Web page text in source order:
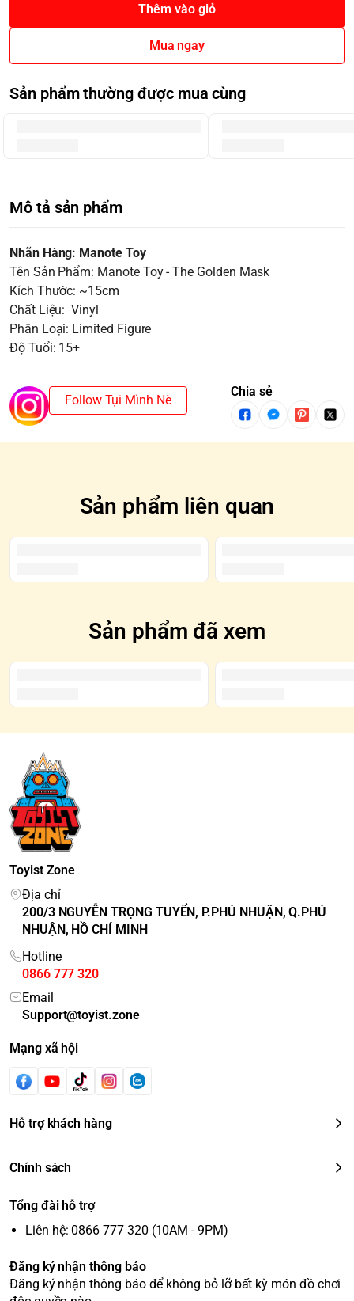
Thêm vào giỏ
Mua ngay
Sản phẩm thường được mua cùng
Mô tả sản phẩm
Nhãn Hàng: Manote Toy
Tên Sản Phẩm: Manote Toy - The Golden Mask
Kích Thước: ~15cm
Chất Liệu: Vinyl
Phân Loại: Limited Figure
Độ Tuổi: 15+
Follow Tụi Mình Nè
Chia sẻ
Sản phẩm liên quan
Sản phẩm đã xem
Toyist Zone
Địa chỉ
200/3 NGUYỄN TRỌNG TUYỂN, P.PHÚ NHUẬN, Q.PHÚ
NHUẬN, HỒ CHÍ MINH
Hotline
0866 777 320
Email
Support@toyist.zone
Mạng xã hội
Hỗ trợ khách hàng
Chính sách
Tổng đài hỗ trợ
Liên hệ: 0866 777 320 (10AM - 9PM)
Đăng ký nhận thông báo
Đăng ký nhận thông báo để không bỏ lỡ bất kỳ món đồ chơi